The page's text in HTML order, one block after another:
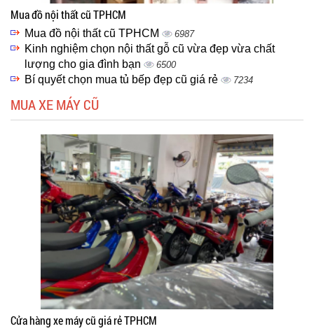
Mua đồ nội thất cũ TPHCM
Mua đồ nội thất cũ TPHCM 6987
Kinh nghiệm chọn nội thất gỗ cũ vừa đẹp vừa chất
lượng cho gia đình bạn
6500
Bí quyết chọn mua tủ bếp đẹp cũ giá rẻ 7234
MUA XE MÁY CŨ
Cửa hàng xe máy cũ giá rẻ TPHCM